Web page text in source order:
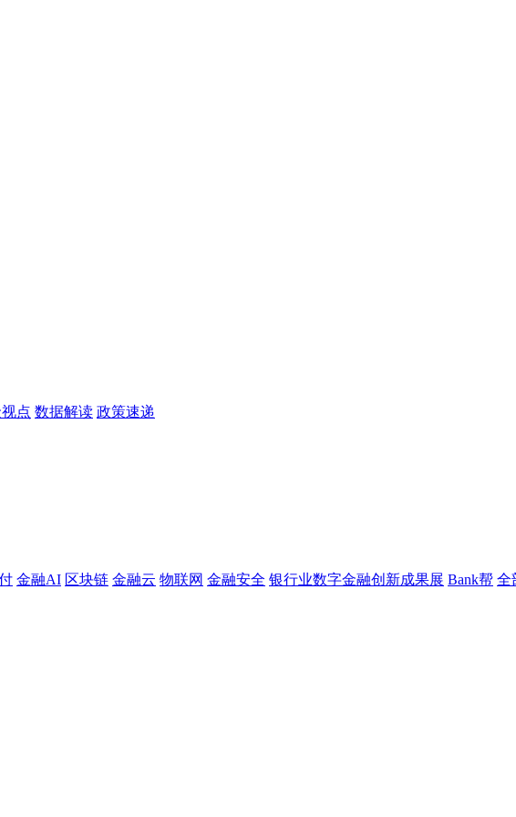
点 数据解读 政策速递
金融AI 区块链 金融云 物联网 金融安全 银行业数字金融创新成果展 Bank帮 全